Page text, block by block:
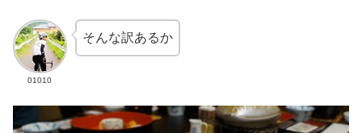
01010
そんな訳あるか